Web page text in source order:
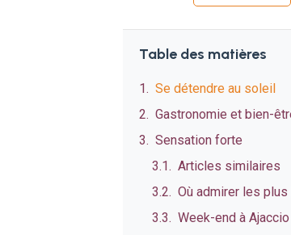
Table des matières
Se détendre au soleil
Gastronomie et bien-
Sensation forte
Articles similaires
Où admirer les
Week-end à